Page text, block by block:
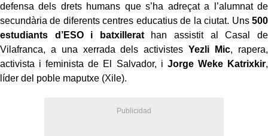
defensa dels drets humans que s’ha adreçat a l’alumnat de
secundària de diferents centres educatius de la ciutat. Uns500
estudiants d’ESO i batxillerathan assistit al Casal de
Vilafranca, a una xerrada dels activistesYezli Mic, rapera,
activista i feminista de El Salvador, i Jorge Weke Katrixkir,
líder del poble maputxe (Xile).